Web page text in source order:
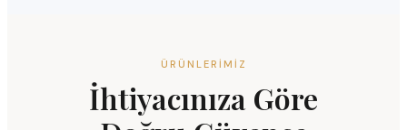
ÜRÜNLERIMIZ
İhtiyacınıza Göre